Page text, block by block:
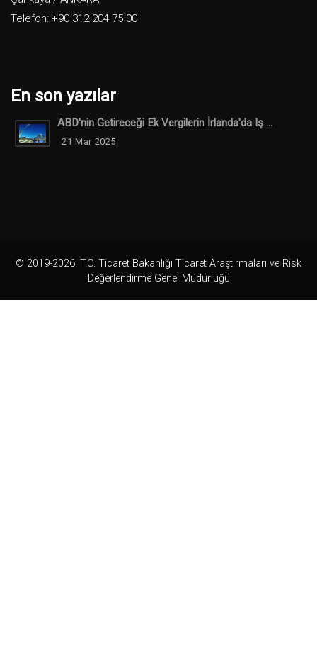
Telefon: +90 312 204 75 00
En son yazılar
ABD'nin Getireceği Ek Vergilerin İrlanda'da Iş ...
21 Mar 2025
© 2019-2026. T.C. Ticaret Bakanlığı Ticaret Araştırmaları ve Risk
Değerlendirme Genel Müdürlüğü